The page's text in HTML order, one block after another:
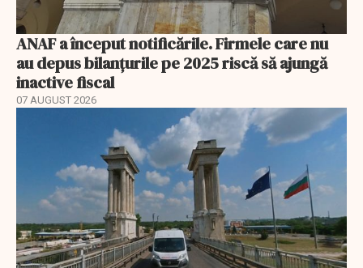
ANAF a început notificările. Firmele care nu
au depus bilanțurile pe 2025 riscă să ajungă
inactive fiscal
07 AUGUST 2026